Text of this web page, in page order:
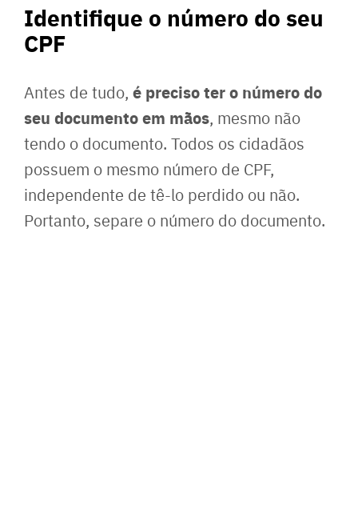
Identifique o número do seu
CPF
Antes de tudo, é preciso ter o número do
seu documento em mãos, mesmo não
tendo o documento. Todos os cidadãos
possuem o mesmo número de CPF,
independente de tê-lo perdido ou não.
Portanto, separe o número do documento.